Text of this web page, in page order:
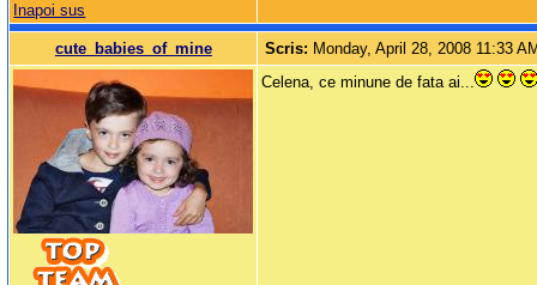
Inapoi sus
cute_babies_of_mine Scris: Monday, April 28, 2008 11:33
Celena, ce minune de fata ai...